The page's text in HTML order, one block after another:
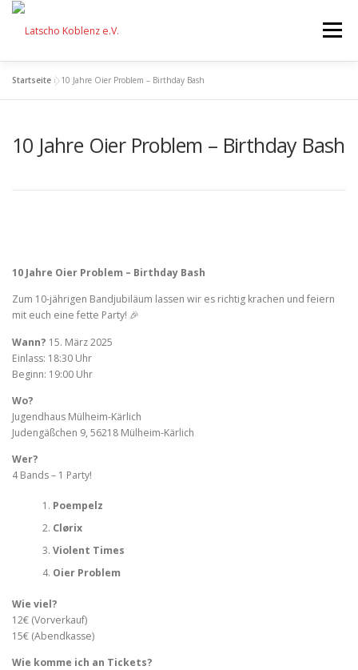
Zum
springen
Menü
VERANSTALTUNGEN AKTIONEN EQUIPMENT
Startseite »10 Jahre Oier Problem – Birthday Bash
10 Jahre Oier Problem – Birthday Bash
10 Jahre Oier Problem – Birthday Bash
Zum 10-jährigen Bandjubiläum lassen wir es richtig krachen und feiern
mit euch eine fette Party! 🎉
Wann? 15. März 2025
Einlass: 18:30 Uhr
Beginn: 19:00 Uhr
Wo?
Jugendhaus Mülheim-Kärlich
Judengäßchen 9, 56218 Mülheim-Kärlich
Wer?
4 Bands – 1 Party!
Poempelz
Clørix
Violent Times
Oier Problem
Wie viel?
12€ (Vorverkauf)
15€ (Abendkasse)
Wie komme ich an Tickets?